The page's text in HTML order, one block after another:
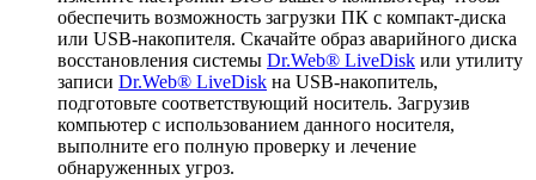
обеспечить возможность загрузки ПК с компакт-диска
или USB-накопителя. Скачайте образ аварийного диска
восстановления системы Dr.Web® LiveDisk или утилиту
записи Dr.Web® LiveDisk на USB-накопитель,
подготовьте соответствующий носитель. Загрузив
компьютер с использованием данного носителя,
выполните его полную проверку и лечение
обнаруженных угроз.